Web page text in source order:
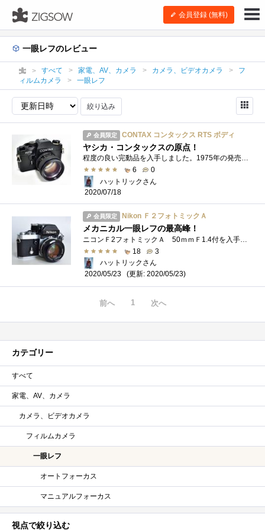
会員登録 (無料)
一眼レフのレビュー
すべて 家電、AV、カメラ カメラ、ビデオカメラ
フ
ィルムカメラ
一眼レフ
絞り込み
会員限定 CONTAX コンタックス RTS ボディ
ヤシカ・コンタックスの原点！
程度の良い完動品を入手しました。1975年の発売で、レンズはカール・ツァイス、デザインはポルシェ、内部機構はヤシカと3社が共同開発で発売し...
6
0
ハットリックさん
2020/07/18
会員限定 Nikon Ｆ２フォトミックＡ
メカニカル一眼レフの最高峰！
ニコンＦ2フォトミックＡ 50ｍｍＦ1.4付を入手しました！このカメラは、キヤノンＦ-1と共に私の中学生の頃の憧れのカメラでした。当時、50ｍｍ�...
18
3
ハットリックさん
2020/05/23
(更新: 2020/05/23)
前へ 1 次へ
カテゴリー
すべて
家電、AV、カメラ
カメラ、ビデオカメラ
フィルムカメラ
一眼レフ
オートフォーカス
マニュアルフォーカス
視点で絞り込む